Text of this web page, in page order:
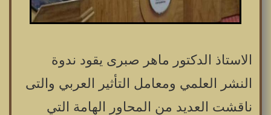
الاستاذ الدكتور ماهر صبرى يقود ندوة
النشر العلمي ومعامل التأثير العربي والتى
ناقشت العديد من المحاور الهامة التي